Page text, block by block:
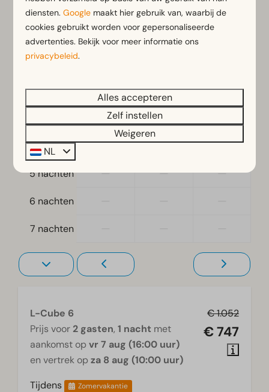
Ligging
Vrijstaand
Eenpersoonsbed(den): 6
Eenpersoonsdekbedden en kussens
Slaapkamer(s) beneden: 3
Toegankelijkheid
Televisie
do
6 aug
vr
7 aug
1 nacht
2 nachten € 903 — —
— —
4 nachten — — —
5 nachten — — —
6 nachten
7 nachten
€ 1.052
€ 747
L-Cube 6
Prijs voor 2 gasten, 1 nacht met
aankomst op vr 7 aug (16:00 uur)
en vertrek op za 8 aug (10:00 uur)
Tijdens
Zomervakantie
diensten.Google maakt hier gebruik van, waarbij de
cookies gebruikt worden voor gepersonaliseerde
advertenties. Bekijk voor meer informatie ons
privacybeleid.
Alles accepteren
Zelf instellen
Weigeren
NL